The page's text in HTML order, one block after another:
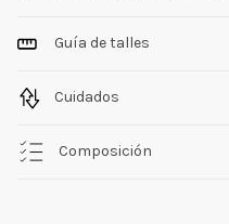
Guía de talles
Cuidados
Composición